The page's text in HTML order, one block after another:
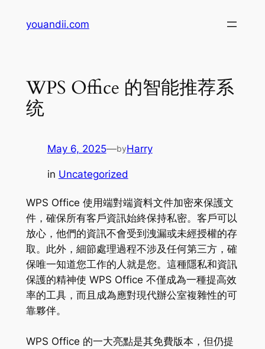
youandii.com
WPS Office 的智能推荐系
统
May 6, 2025—byHarry
in Uncategorized
WPS Office 使用端對端資料文件加密來保護文
件，確保所有客戶資訊始終保持私密。客戶可以
放心，他們的資訊不會受到洩漏或未經授權的存
取。此外，細節處理過程不涉及任何第三方，確
保唯一知道您工作的人就是您。這種隱私和資訊
保護的精神使 WPS Office 不僅成為一種提高效
率的工具，而且成為應對現代辦公室複雜性的可
靠夥伴。
WPS Office 的一大亮點是其免費版本，但仍提